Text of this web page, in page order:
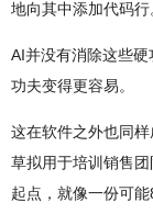
地向其中添加代码行
AI并没有消除这些
功夫变得更容易。
这在软件之外也同
草拟用于培训销售
起点，就像一份可